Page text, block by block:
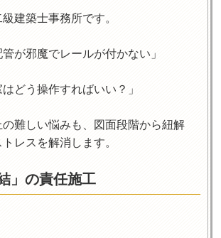
建築士事務所です。
管が邪魔でレールが付かない」
はどう操作すればいい？」
難しい悩みも、図面段階から紐解
レスを解消します。
」の責任施工